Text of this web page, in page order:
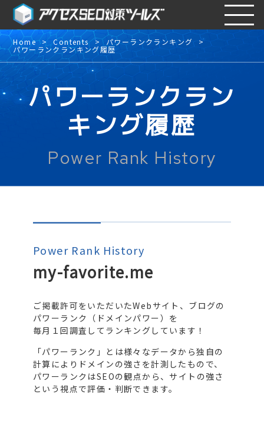
Home Contents パワーランクランキング
パワーランクランキング履歴
パワーランクラン
キング履歴
Power Rank History
Power Rank History
my-favorite.me
ご掲載許可をいただいたWebサイト、ブログの
パワーランク（ドメインパワー）を
毎月１回調査してランキングしています！
「パワーランク」とは様々なデータから独自の
計算によりドメインの強さを計測したもので、
パワーランクはSEOの観点から、サイトの強さ
という視点で評価・判断できます。